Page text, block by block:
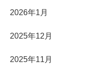
2026年1月
2025年12月
2025年11月